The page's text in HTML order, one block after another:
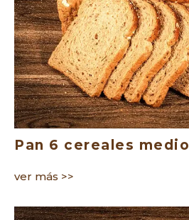
Pan 6 cereales medio
ver más >>